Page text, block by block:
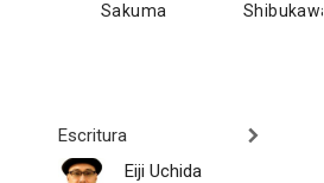
Sakuma
Escritura
Eiji Uchida